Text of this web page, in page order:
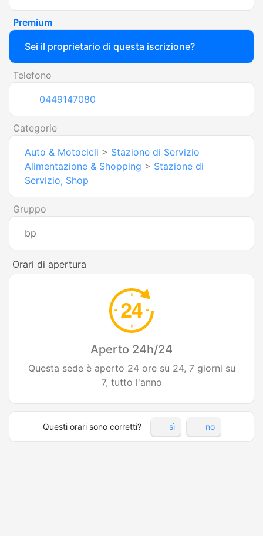
Premium
Sei il proprietario di questa iscrizione?
Telefono
0449147080
Categorie
Auto & Motocicli > Stazione di Servizio
Alimentazione & Shopping > Stazione di
Servizio, Shop
Gruppo
bp
Orari di apertura
Aperto 24h/24
Questa sede è aperto 24 ore su 24, 7 giorni su
7, tutto l'anno
Questi orari sono corretti? sì no